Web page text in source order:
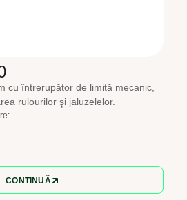
cu întrerupător de limită mecanic,
rulourilor şi jaluzelelor.
CONTINUĂ